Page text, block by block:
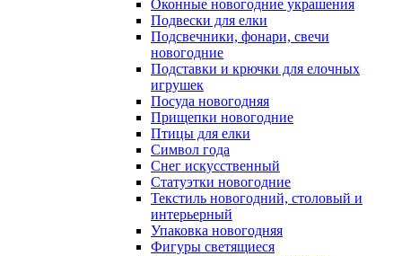
Оконные новогодние украшения
Подвески для елки
Подсвечники, фонари, свечи
новогодние
Подставки и крючки для елочных
игрушек
Посуда новогодняя
Прищепки новогодние
Птицы для елки
Символ года
Снег искусственный
Статуэтки новогодние
Текстиль новогодний, столовый и
интерьерный
Упаковка новогодняя
Фигуры светящиеся